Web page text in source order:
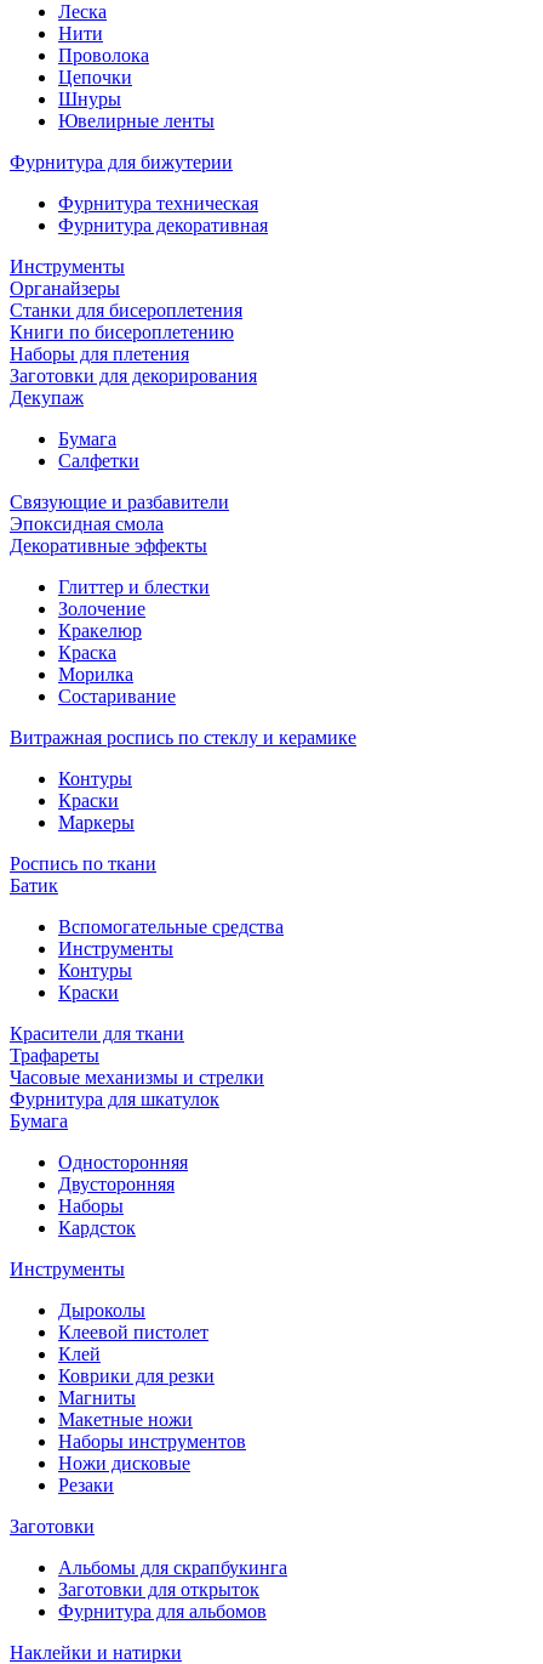
Леска
Нити
Проволока
Цепочки
Шнуры
Ювелирные ленты
Фурнитура для бижутерии
Фурнитура техническая
Фурнитура декоративная
Инструменты
Органайзеры
Станки для бисероплетения
Книги по бисероплетению
Наборы для плетения
Заготовки для декорирования
Декупаж
Бумага
Салфетки
Связующие и разбавители
Эпоксидная смола
Декоративные эффекты
Глиттер и блестки
Золочение
Кракелюр
Краска
Морилка
Состаривание
Витражная роспись по стеклу и керамике
Контуры
Краски
Маркеры
Роспись по ткани
Батик
Вспомогательные средства
Инструменты
Контуры
Краски
Красители для ткани
Трафареты
Часовые механизмы и стрелки
Фурнитура для шкатулок
Бумага
Односторонняя
Двусторонняя
Наборы
Кардсток
Инструменты
Дыроколы
Клеевой пистолет
Клей
Коврики для резки
Магниты
Макетные ножи
Наборы инструментов
Ножи дисковые
Резаки
Заготовки
Альбомы для скрапбукинга
Заготовки для открыток
Фурнитура для альбомов
Наклейки и натирки